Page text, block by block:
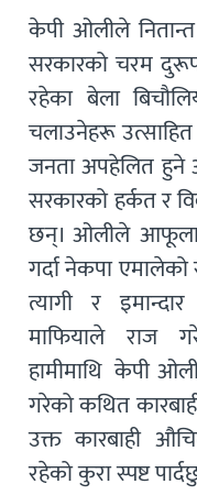
केपी ओलीले नितान्त
सरकारको चरम
रहेका बेला
चलाउनेहरू
जनता अपहेलित हुने
सरकारको हर्कत र
छन्। ओलीले आफूलाई
गर्दा नेकपा एमालेको
त्यागी र
माफियाले राज
हामीमाथि केपी
गरेको कथित
उक्त कारबाही
रहेको कुरा स्पष्ट